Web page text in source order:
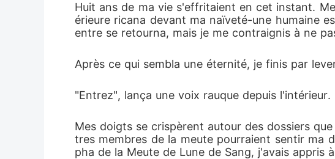
Huit ans de ma vie s'effritaient en cet instant.
érieure ricana devant ma naïveté-une humaine
entre se retourna, mais je me contraignis à ne
Après ce qui sembla une éternité, je finis par
"Entrez", lança une voix rauque depuis l'intérieur.
Mes doigts se crispèrent autour des dossiers
tres membres de la meute pourraient sentir ma
pha de la Meute de Lune de Sang, j'avais appris